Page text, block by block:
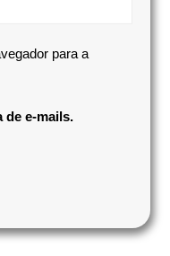
para a
de e-mails.